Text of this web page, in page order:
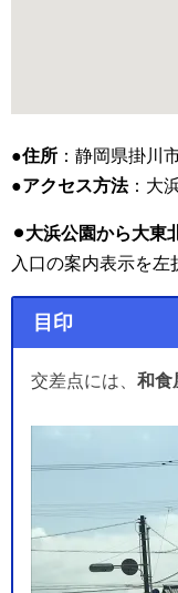
●住所 ：静岡県掛川
●アクセス方法：大
⚫︎大浜公園から大東
入口の案内表示を左
目印
交差点には、 和食